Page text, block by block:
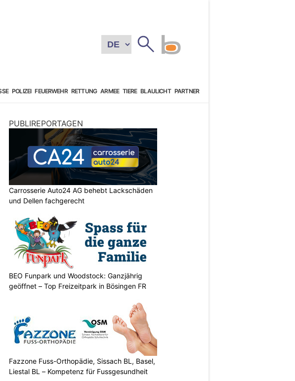
POLIZEI FEUERWEHR RETTUNG ARMEE TIERE BLAULICHT PARTNER
PUBLIREPORTAGEN
Carrosserie Auto24 AG behebt Lackschäden
und Dellen fachgerecht
BEO Funpark und Woodstock: Ganzjährig
geöffnet – Top Freizeitpark in Bösingen FR
Fazzone Fuss-Orthopädie, Sissach BL, Basel,
Liestal BL – Kompetenz für Fussgesundheit